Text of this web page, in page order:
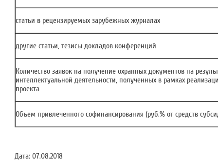
статьи в рецензируемых зарубежных журналах
другие статьи, тезисы докладов конференций
Количество заявок на получение охранных документов на
интеллектуальной деятельности, полученных в рамках
проекта
Объем привлеченного софинансирования (руб.% от средств
Дата: 07.08.2018